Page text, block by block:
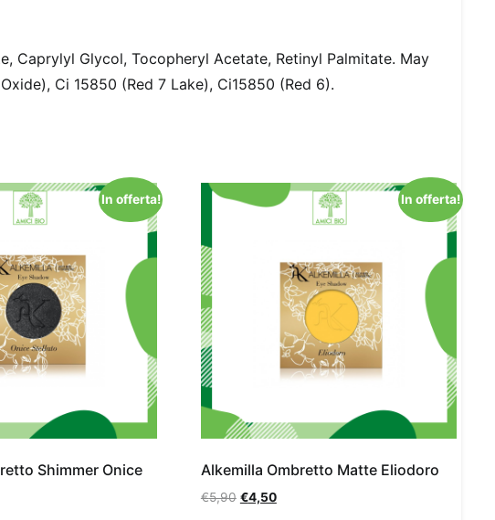
Caprylyl Glycol, Tocopheryl Acetate, Retinyl Palmitate. May
Ci 15850 (Red 7 Lake), Ci15850 (Red 6).
In offerta!
Shimmer Onice
In offerta!
Alkemilla Ombretto Matte Eliodoro
€5,90 €4,50